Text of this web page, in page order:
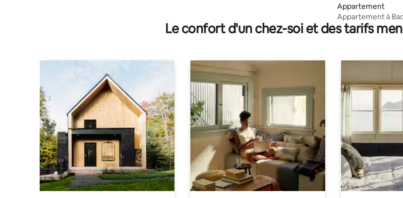
Appartement
Appartement à
Le confort d'un chez-soi et des tarifs